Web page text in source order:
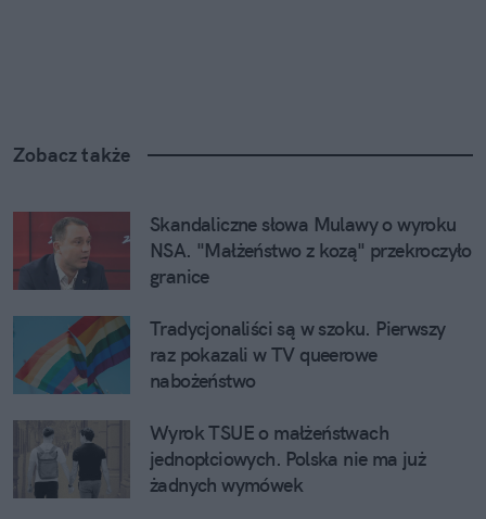
Zobacz także
Skandaliczne słowa Mulawy o wyroku
NSA. "Małżeństwo z kozą" przekroczyło
granice
Tradycjonaliści są w szoku. Pierwszy
raz pokazali w TV queerowe
nabożeństwo
Wyrok TSUE o małżeństwach
jednopłciowych. Polska nie ma już
żadnych wymówek